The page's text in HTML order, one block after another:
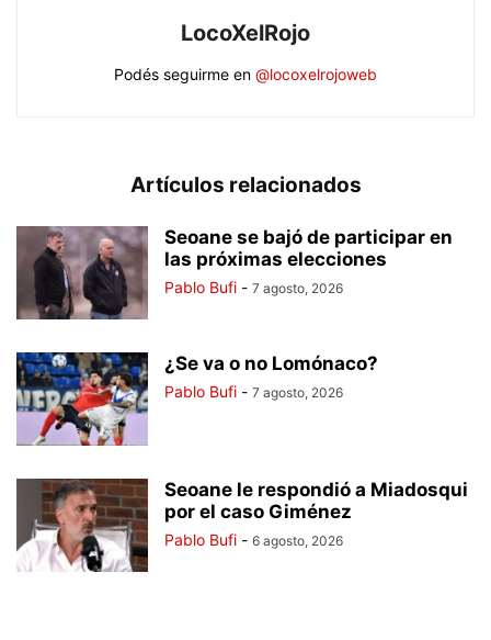
LocoXelRojo
Podés seguirme en @locoxelrojoweb
Artículos relacionados
Seoane se bajó de participar en
las próximas elecciones
Pablo Bufi - 7 agosto, 2026
¿Se va o no Lomónaco?
Pablo Bufi - 7 agosto, 2026
Seoane le respondió a Miadosqui
por el caso Giménez
Pablo Bufi - 6 agosto, 2026